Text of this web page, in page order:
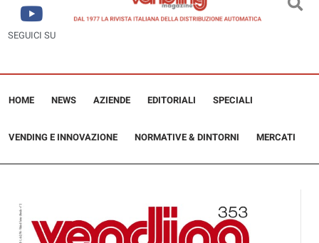
SEGUICI SU
HOME NEWS AZIENDE EDITORIALI SPECIALI
VENDING E INNOVAZIONE NORMATIVE & DINTORNI MERCATI